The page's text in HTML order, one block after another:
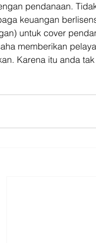
pendanaan.
keuangan
untuk cover
memberikan
Karena itu anda